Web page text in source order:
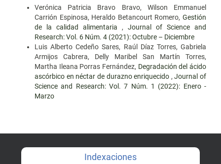
Verónica Patricia Bravo Bravo, Wilson Emmanuel
Carrión Espinosa, Heraldo Betancourt Romero, Gestión
de la calidad alimentaria , Journal of Science and
Research: Vol. 6 Núm. 4 (2021): Octubre – Diciembre
Luis Alberto Cedeño Sares, Raúl Díaz Torres, Gabriela
Armijos Cabrera, Delly Maribel San Martín Torres,
Martha Ileana Porras Fernández, Degradación del ácido
ascórbico en néctar de durazno enriquecido ,Journal of
Science and Research: Vol. 7 Núm. 1 (2022): Enero -
Marzo
Indexaciones